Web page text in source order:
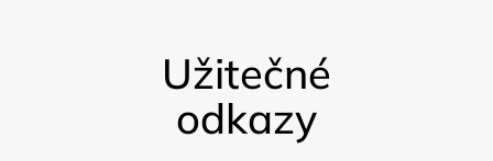
Užitečné
odkazy